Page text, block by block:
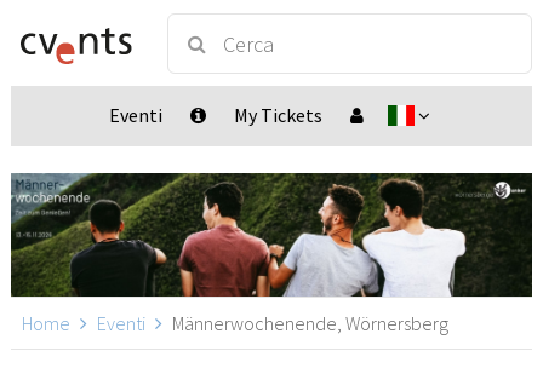
Eventi My Tickets
Home Eventi Männerwochenende, Wörnersberg